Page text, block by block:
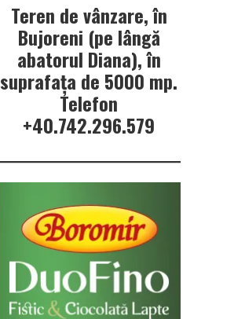
Teren de vânzare, în
Bujoreni (pe lângă
abatorul Diana), în
suprafața de 5000 mp.
Telefon
+40.742.296.579